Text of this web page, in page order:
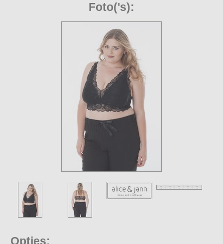
Foto('s):
Opties: